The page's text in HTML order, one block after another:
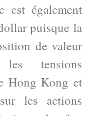
est également
puisque la
de valeur
tensions
Hong Kong et
les actions